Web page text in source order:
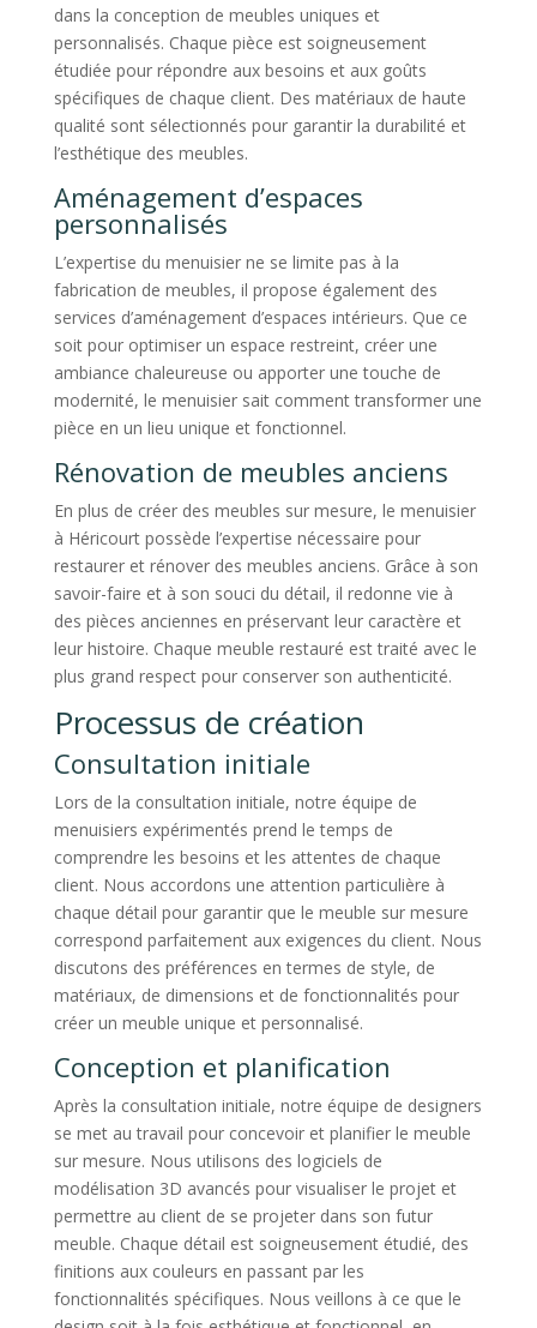
dans la conception de meubles uniques et
personnalisés. Chaque pièce est soigneusement
étudiée pour répondre aux besoins et aux goûts
spécifiques de chaque client. Des matériaux de haute
qualité sont sélectionnés pour garantir la durabilité et
l’esthétique des meubles.
Aménagement d’espaces
personnalisés
L’expertise du menuisier ne se limite pas à la
fabrication de meubles, il propose également des
services d’aménagement d’espaces intérieurs. Que ce
soit pour optimiser un espace restreint, créer une
ambiance chaleureuse ou apporter une touche de
modernité, le menuisier sait comment transformer une
pièce en un lieu unique et fonctionnel.
Rénovation de meubles anciens
En plus de créer des meubles sur mesure, le menuisier
à Héricourt possède l’expertise nécessaire pour
restaurer et rénover des meubles anciens. Grâce à son
savoir-faire et à son souci du détail, il redonne vie à
des pièces anciennes en préservant leur caractère et
leur histoire. Chaque meuble restauré est traité avec le
plus grand respect pour conserver son authenticité.
Processus de création
Consultation initiale
Lors de la consultation initiale, notre équipe de
menuisiers expérimentés prend le temps de
comprendre les besoins et les attentes de chaque
client. Nous accordons une attention particulière à
chaque détail pour garantir que le meuble sur mesure
correspond parfaitement aux exigences du client. Nous
discutons des préférences en termes de style, de
matériaux, de dimensions et de fonctionnalités pour
créer un meuble unique et personnalisé.
Conception et planification
Après la consultation initiale, notre équipe de designers
se met au travail pour concevoir et planifier le meuble
sur mesure. Nous utilisons des logiciels de
modélisation 3D avancés pour visualiser le projet et
permettre au client de se projeter dans son futur
meuble. Chaque détail est soigneusement étudié, des
finitions aux couleurs en passant par les
fonctionnalités spécifiques. Nous veillons à ce que le